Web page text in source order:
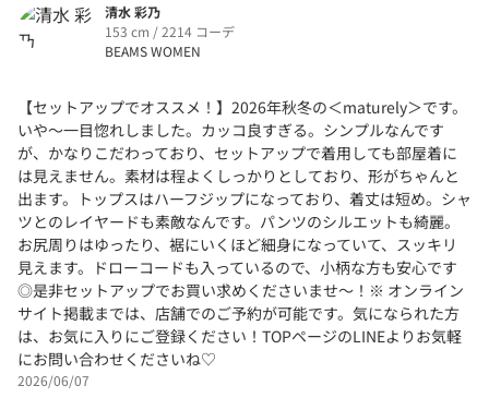
清水 彩乃
153 cm / 2214 コーデ
BEAMS WOMEN
【セットアップでオススメ！】2026年秋冬の＜maturely＞です。
いや〜一目惚れしました。カッコ良すぎる。シンプルなんです
が、かなりこだわっており、セットアップで着用しても部屋着に
は見えません。素材は程よくしっかりとしており、形がちゃんと
出ます。トップスはハーフジップになっており、着丈は短め。シャ
ツとのレイヤードも素敵なんです。パンツのシルエットも綺麗。
お尻周りはゆったり、裾にいくほど細身になっていて、スッキリ
見えます。ドローコードも入っているので、小柄な方も安心です
◎是非セットアップでお買い求めくださいませ〜！※ オンライン
サイト掲載までは、店舗でのご予約が可能です。気になられた方
は、お気に入りにご登録ください！TOPページのLINEよりお気軽
にお問い合わせくださいね♡
2026/06/07